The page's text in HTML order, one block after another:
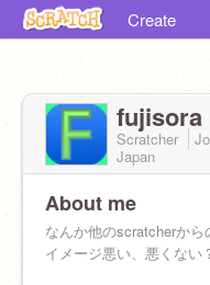
Create
fujisora
Scratcher
Japan
About me
なんか他のscratcherから
イメージ悪い、悪くない